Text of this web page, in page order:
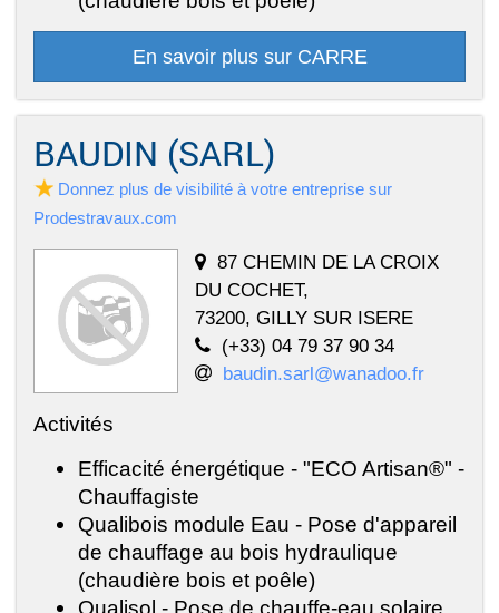
En savoir plus sur CARRE
BAUDIN (SARL)
Donnez plus de visibilité à votre entreprise sur
Prodestravaux.com
87 CHEMIN DE LA CROIX
DU COCHET,
73200, GILLY SUR ISERE
(+33) 04 79 37 90 34
baudin.sarl@wanadoo.fr
Activités
Efficacité énergétique - "ECO Artisan®" -
Chauffagiste
Qualibois module Eau - Pose d'appareil
de chauffage au bois hydraulique
(chaudière bois et poêle)
Qualisol - Pose de chauffe-eau solaire